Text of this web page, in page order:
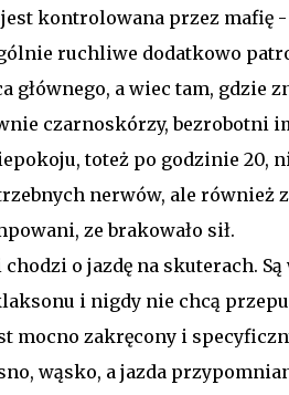
kontrolowana przez mafię
ruchliwe dodatkowo
a wiec tam, gdzie
czarnoskórzy, bezrobotni
toteż po godzinie 20,
nerwów, ale również
ze brakowało sił.
o jazdę na skuterach. Są
i nigdy nie chcą
mocno zakręcony i
wąsko, a jazda